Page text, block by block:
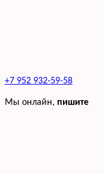
+7 952 932-59-58
Мы онлайн, пишите